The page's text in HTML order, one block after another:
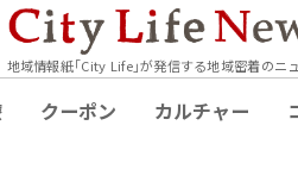
地域情報紙｢City Life｣が発信する地域密着のニ
クーポン カルチャー